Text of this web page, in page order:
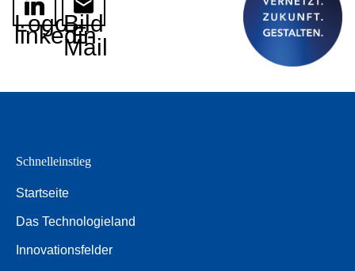
Logo
linkedin
Bild
E-
Mail
Schnelleinstieg
Startseite
Das Technologieland
Innovationsfelder